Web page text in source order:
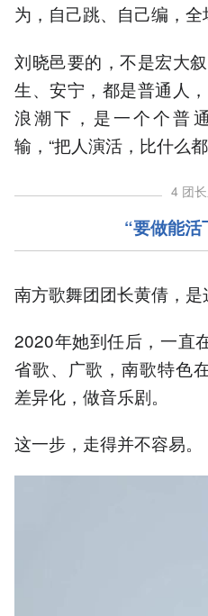
为，自己跳、自己编，全
刘晓邑要的，不是宏大
生、安宁，都是普通人
浪潮下，是一个个普
输，“把人演活，比什么
4 团
“要做能活
南方歌舞团团长黄倩，是
2020年她到任后，一直
省歌、广歌，南歌特色
差异化，做音乐剧。
这一步，走得并不容易。